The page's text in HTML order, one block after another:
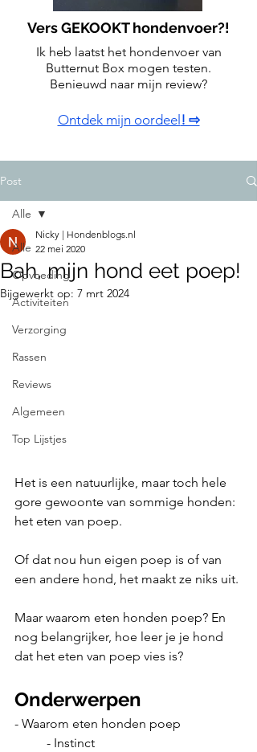
Vers GEKOOKT hondenvoer?!
Ik heb laatst het hondenvoer van
Butternut Box mogen testen.
Benieuwd naar mijn review?
Ontdek mijn oordeel ! ⇨
Post
Alle
Opvoeding
Activiteiten
Verzorging
Rassen
Reviews
Algemeen
Top Lijstjes
Alle
Bah, mijn hond eet poep!
Nicky | Hondenblogs.nl
22 mei 2020
Bijgewerkt op: 7 mrt 2024
Het is een natuurlijke, maar toch hele
gore gewoonte van sommige honden:
het eten van poep.
Of dat nou hun eigen poep is of van
een andere hond, het maakt ze niks uit.
Maar waarom eten honden poep? En
nog belangrijker, hoe leer je je hond
dat het eten van poep vies is?
Onderwerpen
- Waarom eten honden poep
	- Instinct